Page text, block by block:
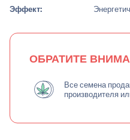
Эффект:
ОБРАТИТЕ
Все семена
производителя